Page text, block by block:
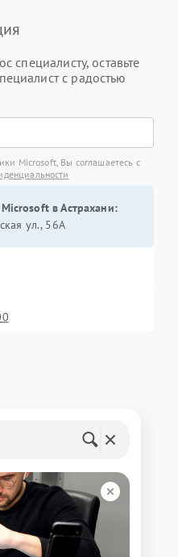
специалисту, оставьте
с радостью
Microsoft, Вы соглашаетесь с
в Астрахани:
ул., 56А